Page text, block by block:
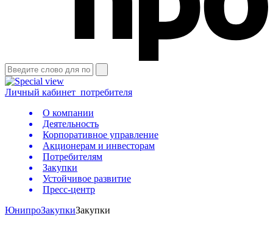
Личный кабинет потребителя
О компании
Деятельность
Корпоративное управление
Акционерам и инвесторам
Потребителям
Закупки
Устойчивое развитие
Пресс-центр
ЮнипроЗакупкиЗакупки